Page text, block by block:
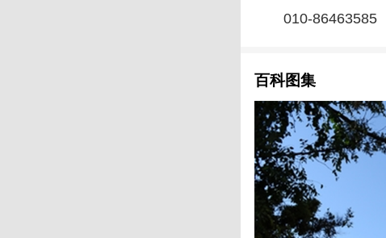
010-86463585
百科图集